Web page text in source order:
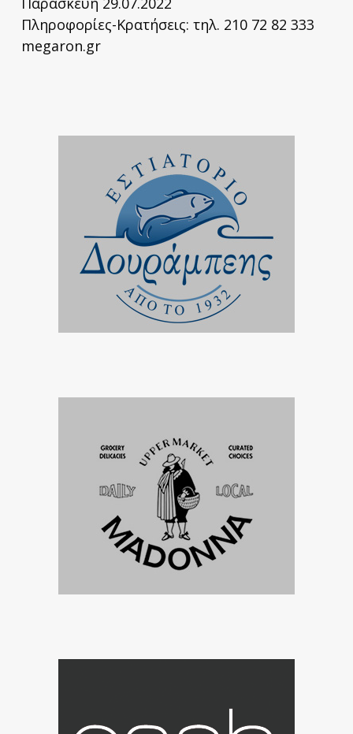
Πληροφορίες-Κρατήσεις: τηλ. 210 72 82 333
megaron.gr